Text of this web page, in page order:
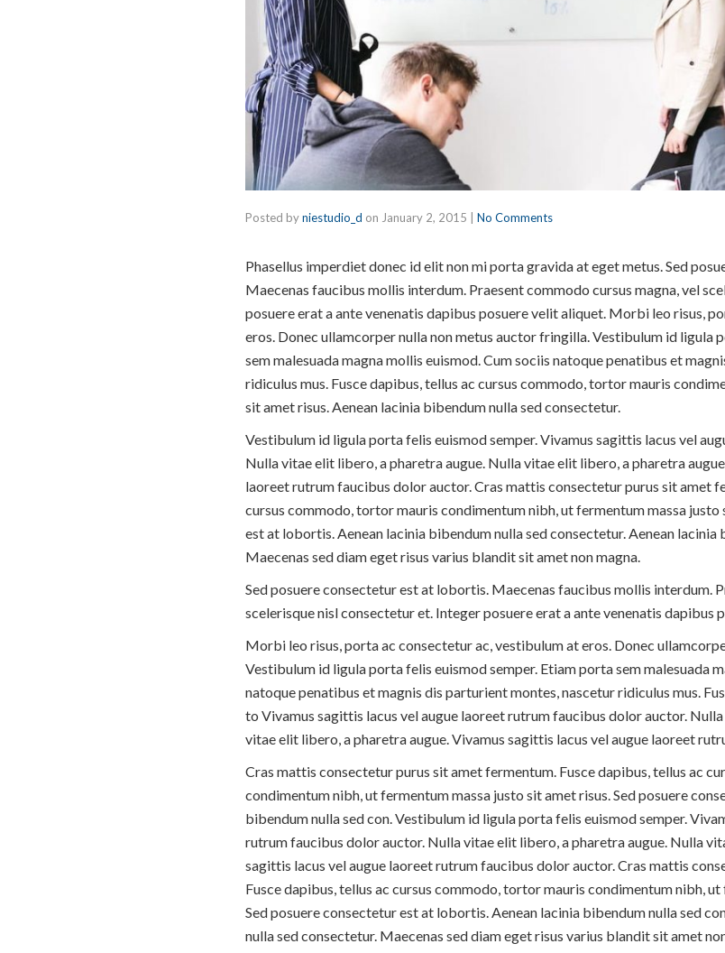
Posted byniestudio_d on January 2, 2015 No Comments
Phasellus imperdiet donec id elit non mi porta gravida at eget metus. Sed
Maecenas faucibus mollis interdum. Praesent commodo cursus magna, vel
posuere erat a ante venenatis dapibus posuere velit aliquet. Morbi leo risus,
eros. Donec ullamcorper nulla non metus auctor fringilla. Vestibulum id ligula
sem malesuada magna mollis euismod. Cum sociis natoque penatibus et
ridiculus mus. Fusce dapibus, tellus ac cursus commodo, tortor mauris
sit amet risus. Aenean lacinia bibendum nulla sed consectetur.
Vestibulum id ligula porta felis euismod semper. Vivamus sagittis lacus vel
Nulla vitae elit libero, a pharetra augue. Nulla vitae elit libero, a pharetra
laoreet rutrum faucibus dolor auctor. Cras mattis consectetur purus sit amet
cursus commodo, tortor mauris condimentum nibh, ut fermentum massa justo
est at lobortis. Aenean lacinia bibendum nulla sed consectetur. Aenean lacinia
Maecenas sed diam eget risus varius blandit sit amet non magna.
Sed posuere consectetur est at lobortis. Maecenas faucibus mollis interdum.
scelerisque nisl consectetur et. Integer posuere erat a ante venenatis dapibus
Morbi leo risus, porta ac consectetur ac, vestibulum at eros. Donec
Vestibulum id ligula porta felis euismod semper. Etiam porta sem malesuada
natoque penatibus et magnis dis parturient montes, nascetur ridiculus mus.
to Vivamus sagittis lacus vel augue laoreet rutrum faucibus dolor auctor.
vitae elit libero, a pharetra augue. Vivamus sagittis lacus vel augue laoreet
Cras mattis consectetur purus sit amet fermentum. Fusce dapibus, tellus ac
condimentum nibh, ut fermentum massa justo sit amet risus. Sed posuere
bibendum nulla sed con. Vestibulum id ligula porta felis euismod semper.
rutrum faucibus dolor auctor. Nulla vitae elit libero, a pharetra augue. Nulla
sagittis lacus vel augue laoreet rutrum faucibus dolor auctor. Cras mattis
Fusce dapibus, tellus ac cursus commodo, tortor mauris condimentum nibh,
Sed posuere consectetur est at lobortis. Aenean lacinia bibendum nulla sed
nulla sed consectetur. Maecenas sed diam eget risus varius blandit sit amet